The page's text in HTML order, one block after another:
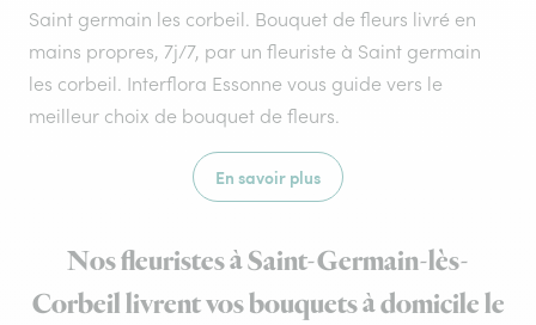
Saint germain les corbeil. Bouquet de fleurs livré en
mains propres, 7j/7, par un fleuriste à Saint germain
les corbeil. Interflora Essonne vous guide vers le
meilleur choix de bouquet de fleurs.
En savoir plus
Nos fleuristes à Saint-Germain-lès-
Corbeil livrent vos bouquets à domicile le